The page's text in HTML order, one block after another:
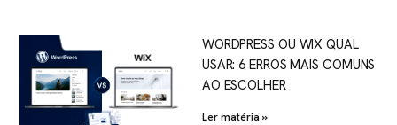
WORDPRESS OU WIX QUAL
USAR: 6 ERROS MAIS COMUNS
AO ESCOLHER
Ler matéria »